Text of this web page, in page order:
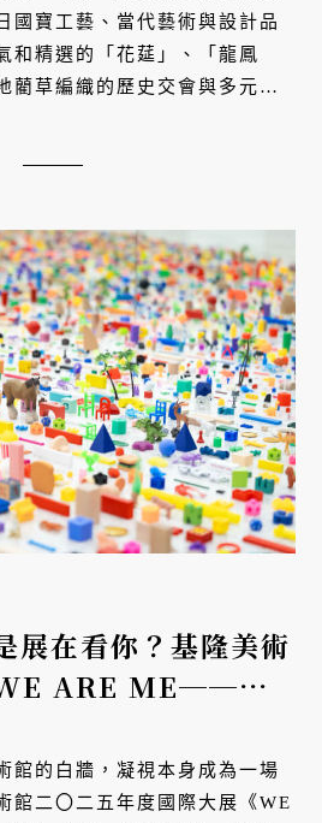
國寶工藝、當代藝術與設計品
和精選的「花莚」、「龍鳳
藺草編織的歷史交會與多元創
展在看你？基隆美術
ARE ME──我
》，10國藝術家探
份迷思
館的白牆，凝視本身成為一場
館二〇二五年度國際大展《WE